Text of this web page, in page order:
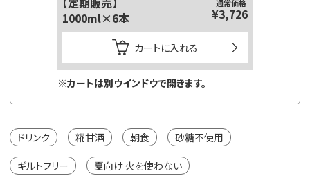
1000ml×6本
通常価格
¥3,726
カートに入れる
※カートは別ウインドウで開きます。
ドリンク 糀甘酒 朝食 砂糖不使用
ギルトフリー 夏向け 火を使わない